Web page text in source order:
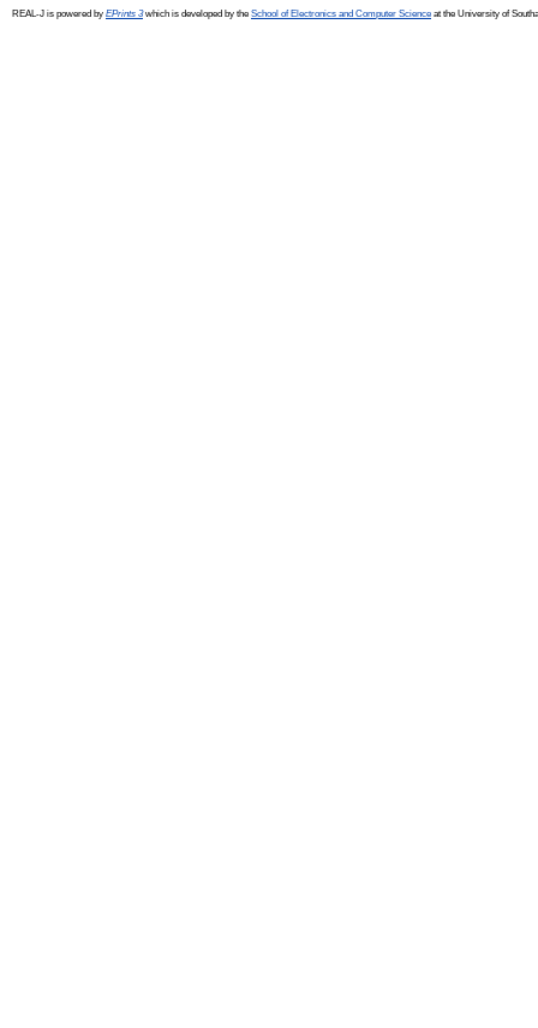
REAL-J is powered by EPrints 3which is developed by the School of Electronics and Computer Science at the University of